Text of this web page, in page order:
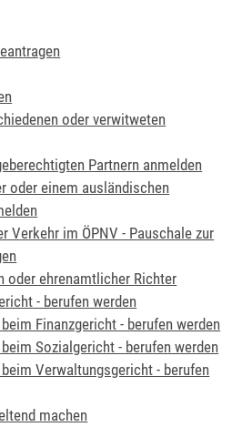
oder verwitweten
Partnern anmelden
oder einem ausländischen
Verkehr im ÖPNV - Pauschale zur
oder ehrenamtlicher Richter
- berufen werden
Finanzgericht - berufen werden
Sozialgericht - berufen werden
Verwaltungsgericht - berufen
machen